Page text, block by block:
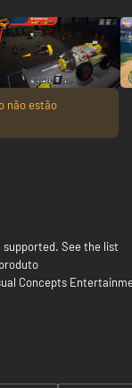
não estão
supported. See the list
Concepts